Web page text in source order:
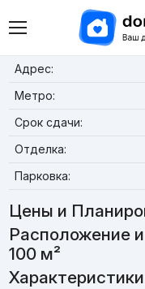
Адрес:
Метро:
Срок сдачи:
Отделка:
Парковка:
Цены и
Расположение
100 м²